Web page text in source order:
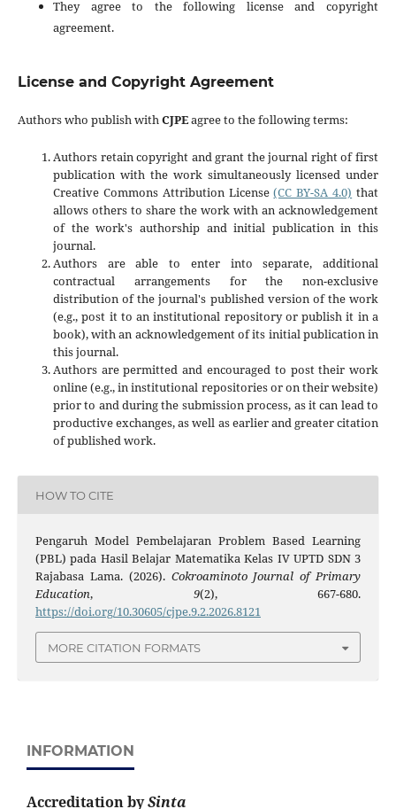
They agree to the following license and copyright
agreement.
License and Copyright Agreement
Authors who publish withCJPEagree to the following terms:
Authors retain copyright and grant the journal right of first
publication with the work simultaneously licensed under
Creative Commons Attribution License(CC BY-SA 4.0) that
allows others to share the work with an acknowledgement
of the work's authorship and initial publication in this
journal.
Authors are able to enter into separate, additional
contractual arrangements for the non-exclusive
distribution of the journal's published version of the work
(e.g., post it to an institutional repository or publish it in a
book), with an acknowledgement of its initial publication in
this journal.
Authors are permitted and encouraged to post their work
online (e.g., in institutional repositories or on their website)
prior to and during the submission process, as it can lead to
productive exchanges, as well as earlier and greater citation
of published work.
HOW TO CITE
Pengaruh Model Pembelajaran Problem Based Learning
(PBL) pada Hasil Belajar Matematika Kelas IV UPTD SDN 3
Rajabasa Lama. (2026). Cokroaminoto Journal of Primary
Education, 9(2), 667-680.
https://doi.org/10.30605/cjpe.9.2.2026.8121
MORE CITATION FORMATS
INFORMATION
Accreditation bySinta